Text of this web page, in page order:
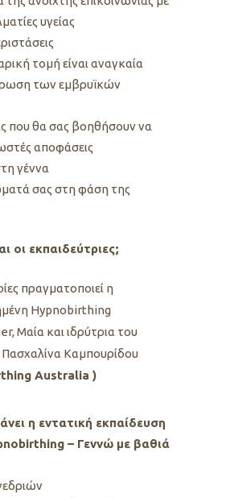
υγείας
τομή είναι αναγκαία
των εμβρυϊκών
που θα σας βοηθήσουν να
αποφάσεις
γέννα
σας στη φάση της
οι εκπαιδεύτριες;
πραγματοποιεί η
Ηypnobirthing
Μαία και ιδρύτρια του
Καμπουρίδου
Australia )
η εντατική εκπαίδευση
– Γεννώ με βαθιά